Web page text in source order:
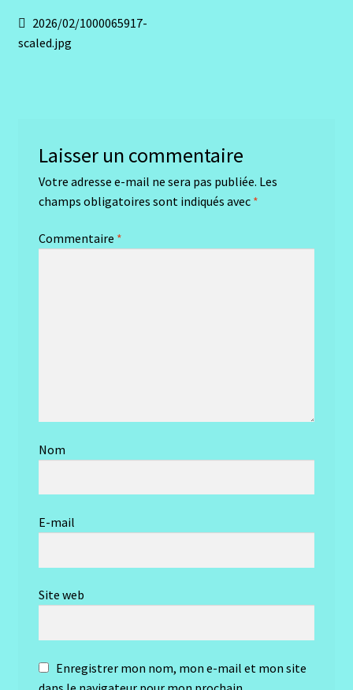
Navigation
de
Article
précédent :
2026/02/1000065917-
scaled.jpg
Laisser un commentaire
Votre adresse e-mail ne sera pas publiée. Les
champs obligatoires sont indiqués avec *
Commentaire *
Nom
E-mail
Site web
Enregistrer mon nom, mon e-mail et mon site